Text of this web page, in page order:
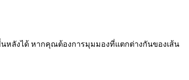
ลังได้ หากคุณต้องการมุมมองที่แตกต่างกันของเส้น